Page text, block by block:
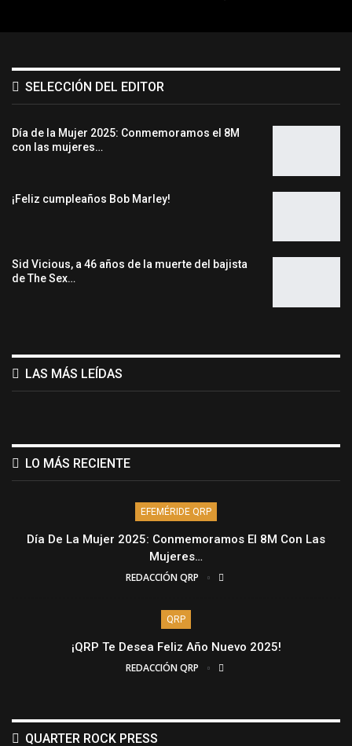
SELECCIÓN DEL EDITOR
Día de la Mujer 2025: Conmemoramos el 8M
con las mujeres…
¡Feliz cumpleaños Bob Marley!
Sid Vicious, a 46 años de la muerte del bajista
de The Sex…
LAS MÁS LEÍDAS
LO MÁS RECIENTE
EFEMÉRIDE QRP
Día De La Mujer 2025: Conmemoramos El 8M Con Las
Mujeres…
REDACCIÓN QRP
QRP
¡QRP Te Desea Feliz Año Nuevo 2025!
REDACCIÓN QRP
QUARTER ROCK PRESS